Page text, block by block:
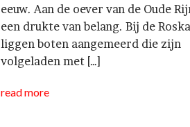
eeuw. Aan de oever van de Oude
een drukte van belang. Bij de
liggen boten aangemeerd die zijn
volgeladen met […]
read more